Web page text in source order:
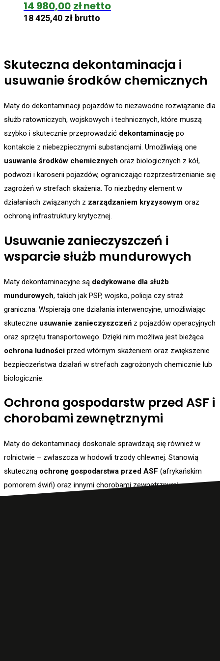
14 980,00 zł
18 425,40 zł brutto
Skuteczna dekontaminacja i
usuwanie środków chemicznych
Maty do dekontaminacji pojazdów to niezawodne rozwiązanie dla
służb ratowniczych, wojskowych i technicznych, które muszą
szybko i skutecznie przeprowadzić dekontaminację po
kontakcie z niebezpiecznymi substancjami. Umożliwiają one
usuwanie środków chemicznych oraz biologicznych z kół,
podwozi i karoserii pojazdów, ograniczając rozprzestrzenianie się
zagrożeń w strefach skażenia. To niezbędny element w
działaniach związanych z zarządzaniem kryzysowym oraz
ochroną infrastruktury krytycznej.
Usuwanie zanieczyszczeń i
wsparcie służb mundurowych
Maty dekontaminacyjne są dedykowane dla służb
mundurowych, takich jak PSP, wojsko, policja czy straż
graniczna. Wspierają one działania interwencyjne, umożliwiając
skuteczne usuwanie zanieczyszczeń z pojazdów operacyjnych
oraz sprzętu transportowego. Dzięki nim możliwa jest bieżąca
ochrona ludności przed wtórnym skażeniem oraz zwiększenie
bezpieczeństwa działań w strefach zagrożonych chemicznie lub
biologicznie.
Ochrona gospodarstw przed ASF i
chorobami zewnętrznymi
Maty do dekontaminacji doskonale sprawdzają się również w
rolnictwie – zwłaszcza w hodowli trzody chlewnej. Stanowią
skuteczną ochronę gospodarstwa przed ASF (afrykańskim
pomorem świń) oraz innymi chorobami zewnętrznymi.
Umieszczone przy wjazdach na teren gospodarstwa zapobiegają